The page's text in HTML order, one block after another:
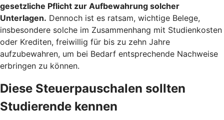
gesetzliche Pflicht zur Aufbewahrung solcher
Unterlagen. Dennoch ist es ratsam, wichtige Belege,
insbesondere solche im Zusammenhang mit Studienkosten
oder Krediten, freiwillig für bis zu zehn Jahre
aufzubewahren, um bei Bedarf entsprechende Nachweise
erbringen zu können.
Diese Steuerpauschalen sollten
Studierende kennen